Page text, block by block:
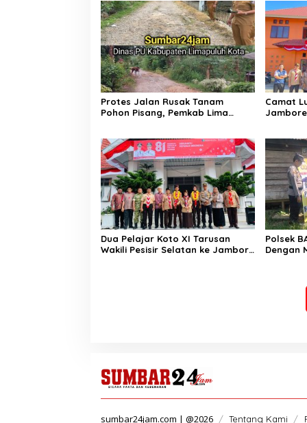
Protes Jalan Rusak Tanam
Pohon Pisang, Pemkab Lima
Camat
Dua Pelajar Koto XI Tarusan
Wakili Pesisir Selatan ke Jambore
Polsek
Dengan
sumbar24jam.com | @2026 Tentang Kami